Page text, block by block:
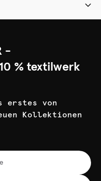
-
% textilwerk
erstes von
Kollektionen